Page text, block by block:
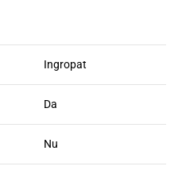
Ingropat
Da
Nu